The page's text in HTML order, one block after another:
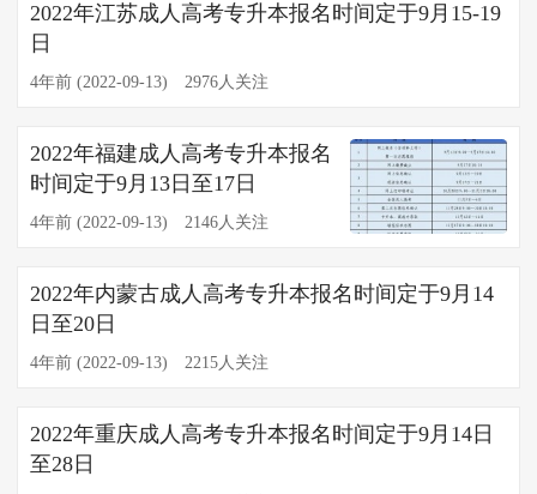
2022年江苏成人高考专升本报名时间定于9月15-19
日
4年前 (2022-09-13) 2976人关注
2022年福建成人高考专升本报名
时间定于9月13日至17日
4年前 (2022-09-13) 2146人关注
2022年内蒙古成人高考专升本报名时间定于9月14
日至20日
4年前 (2022-09-13) 2215人关注
2022年重庆成人高考专升本报名时间定于9月14日
至28日